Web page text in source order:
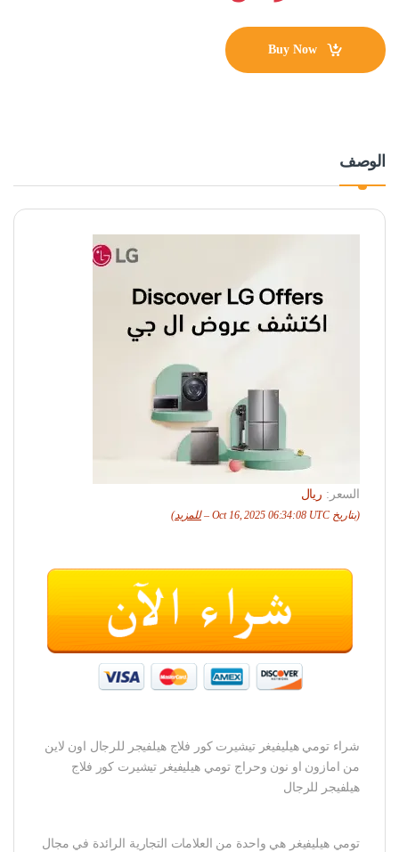
Buy Now
الوصف
السعر: ريال
(بتاريخ Oct 16, 2025 06:34:08 UTC – للمزيد)
شراء تومي هيليفيغر تيشيرت كور فلاج هيلفيجر للرجال اون لاين
من امازون او نون وحراج تومي هيليفيغر تيشيرت كور فلاج
هيلفيجر للرجال
تومي هيليفيغر هي واحدة من العلامات التجارية الرائدة في مجال